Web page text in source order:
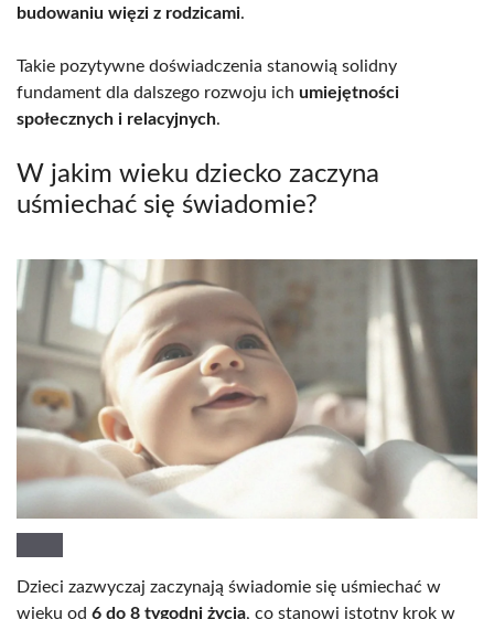
budowaniu więzi z rodzicami.
Takie pozytywne doświadczenia stanowią solidny
fundament dla dalszego rozwoju ich umiejętności
społecznych i relacyjnych.
W jakim wieku dziecko zaczyna
uśmiechać się świadomie?
Dzieci zazwyczaj zaczynają świadomie się uśmiechać w
wieku od 6 do 8 tygodni życia, co stanowi istotny krok w